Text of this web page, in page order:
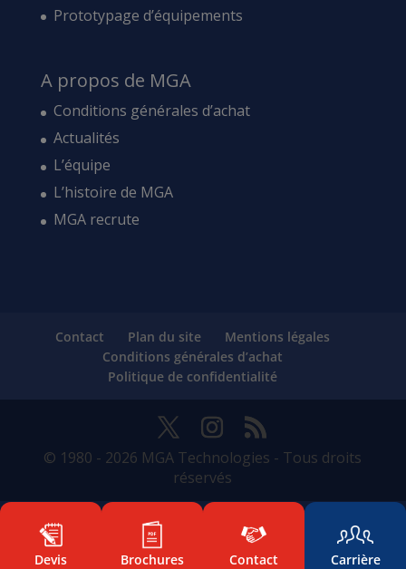
Prototypage d’équipements
A propos de MGA
Conditions générales d’achat
Actualités
L’équipe
L’histoire de MGA
MGA recrute
Contact Plan du site
Mentions légales
Conditions générales d’achat
Politique de confidentialité
© 1980 - 2026 MGA Technologies - Tous droits
réservés
Devis Brochures Contact Carrière